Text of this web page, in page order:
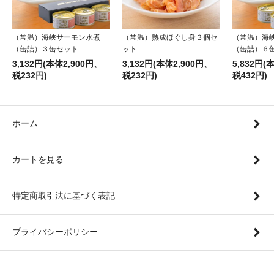
（常温）海峡サーモン水煮
（缶詰）３缶セット
3,132円(本体2,900円、
税232円)
（常温）熟成ほぐし身３個セ
ット
3,132円(本体2,900円、
税232円)
（常温）海
（缶詰）６
5,832円(
税432円)
ホーム
カートを見る
特定商取引法に基づく表記
プライバシーポリシー